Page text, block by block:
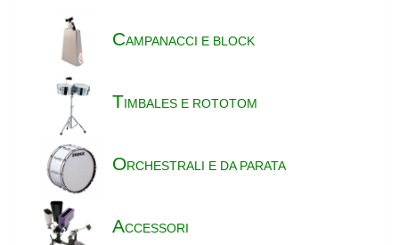
CAMPANACCI E BLOCK
TIMBALES E ROTOTOM
ORCHESTRALI E DA PARATA
ACCESSORI